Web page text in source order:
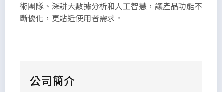
術團隊、深耕大數據分析和人工智慧，讓產品功能不
斷優化，更貼近使用者需求。
公司簡介